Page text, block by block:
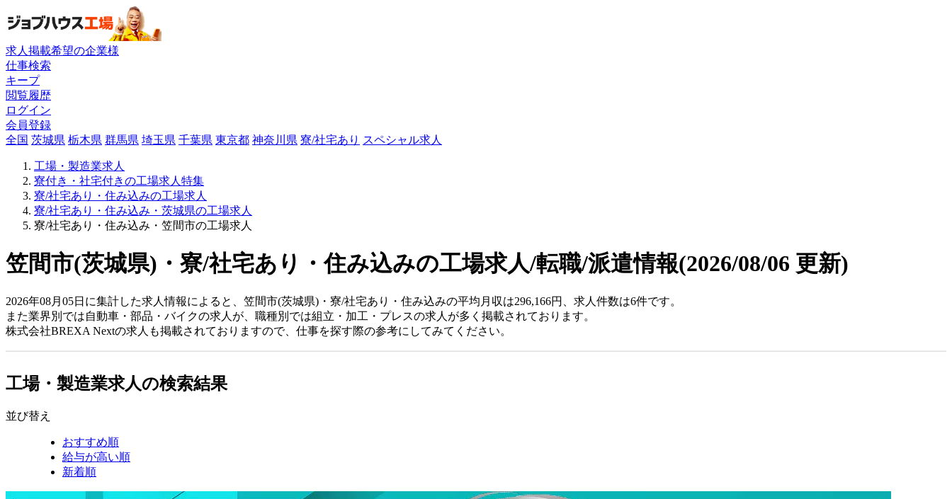
求人掲載希望の企業様
仕事検索
キープ
閲覧履歴
ログイン
会員登録
全国 茨城県 栃木県 群馬県 埼玉県 千葉県 東京都 神奈川県 寮/社宅あり スペシャル求人
工場・製造業求人
寮付き・社宅付きの工場求人特集
寮/社宅あり・住み込みの工場求人
寮/社宅あり・住み込み・茨城県の工場求人
寮/社宅あり・住み込み・笠間市の工場求人
笠間市(茨城県)・寮/社宅あり・住み込みの工場求人/転職/派遣情報(2026/08/06 更新)
2026年08月05日に集計した求人情報によると、笠間市(茨城県)・寮/社宅あり・住み込みの平均月収は296,166円、求人件数は6件です。
また業界別では自動車・部品・バイクの求人が、職種別では組立・加工・プレスの求人が多く掲載されております。
株式会社BREXA Nextの求人も掲載されておりますので、仕事を探す際の参考にしてみてください。
工場・製造業求人の検索結果
並び替え
おすすめ順
給与が高い順
新着順